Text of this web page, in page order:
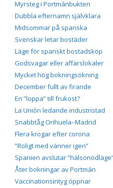
Myrsteg i Portmánbukten
Dubbla efternamn självklara
Midsommar på spanska
Svenskar letar bostäder
Läge för spanskt bostadsköp
Godsvagar eller affärslokaler
Mycket hög bokningsökning
December fullt av firande
En ”loppa” till frukost?
La Unión ledande industristad
Snabbtåg Orihuela–Madrid
Flera krogar efter corona
”Roligt med vänner igen”
Spanien avslutar
Åter bokningar av Portmán
Vaccinationsintyg öppnar